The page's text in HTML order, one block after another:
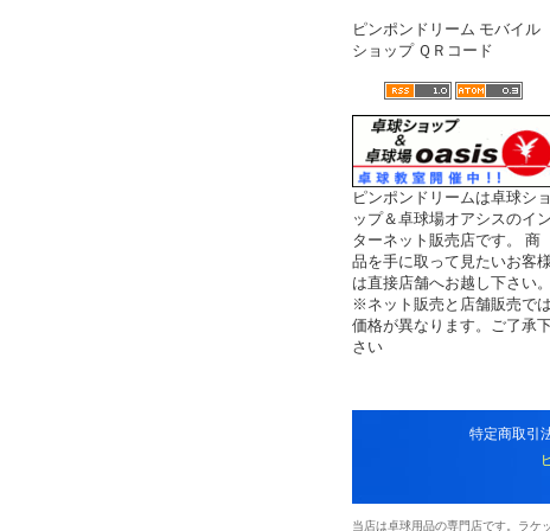
ピンポンドリーム モバイル
ショップ ＱＲコード
ピンポンドリームは卓球ショ
ップ＆卓球場オアシスのイン
ターネット販売店です。 商
品を手に取って見たいお客様
は直接店舗へお越し下さい。
※ネット販売と店舗販売では
価格が異なります。ご了承
さい
特定商取引
当店は卓球用品の専門店です。ラケ